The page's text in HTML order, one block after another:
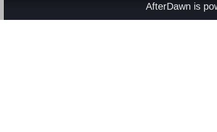
AfterDawn is